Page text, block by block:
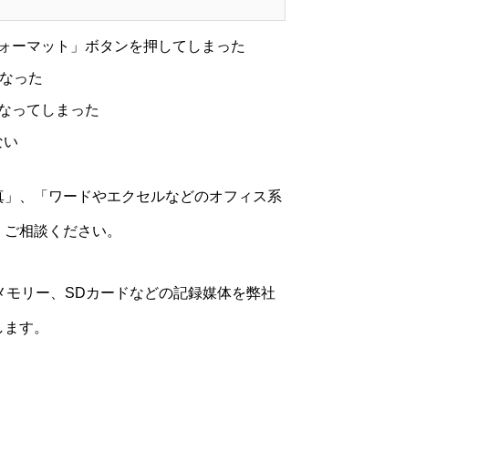
ーマット」ボタンを押してしまった
った
ってしまった
い
、「ワードやエクセルなどのオフィス系
相談ください。
リー、SDカードなどの記録媒体を弊社
す。